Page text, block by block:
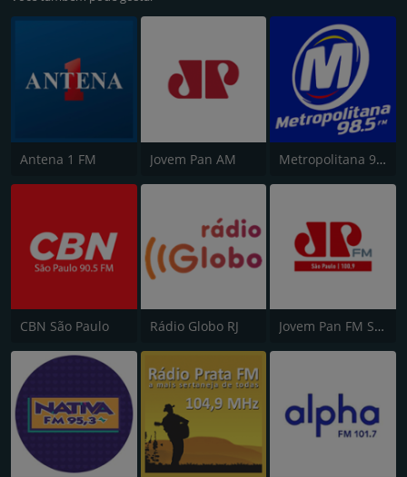
Antena 1 FM Jovem Pan AM Metropolitana 98.5 FM
CBN São Paulo Rádio Globo RJ Jovem Pan FM São Paulo